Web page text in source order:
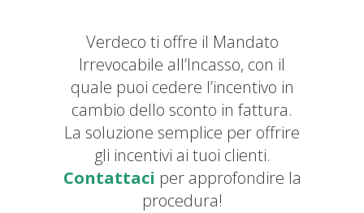
Verdeco ti offre il Mandato
Irrevocabile all’Incasso, con il
quale puoi cedere l’incentivo in
cambio dello sconto in fattura.
La soluzione semplice per offrire
gli incentivi ai tuoi clienti.
Contattaci per approfondire la
procedura!